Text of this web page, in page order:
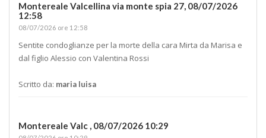
Montereale Valcellina via monte spia 27, 08/07/2026
12:58
08/07/2026 ore 12:58
Sentite condoglianze per la morte della cara Mirta da Marisa e
dal figlio Alessio con Valentina Rossi
Scritto da: maria luisa
Montereale Valc , 08/07/2026 10:29